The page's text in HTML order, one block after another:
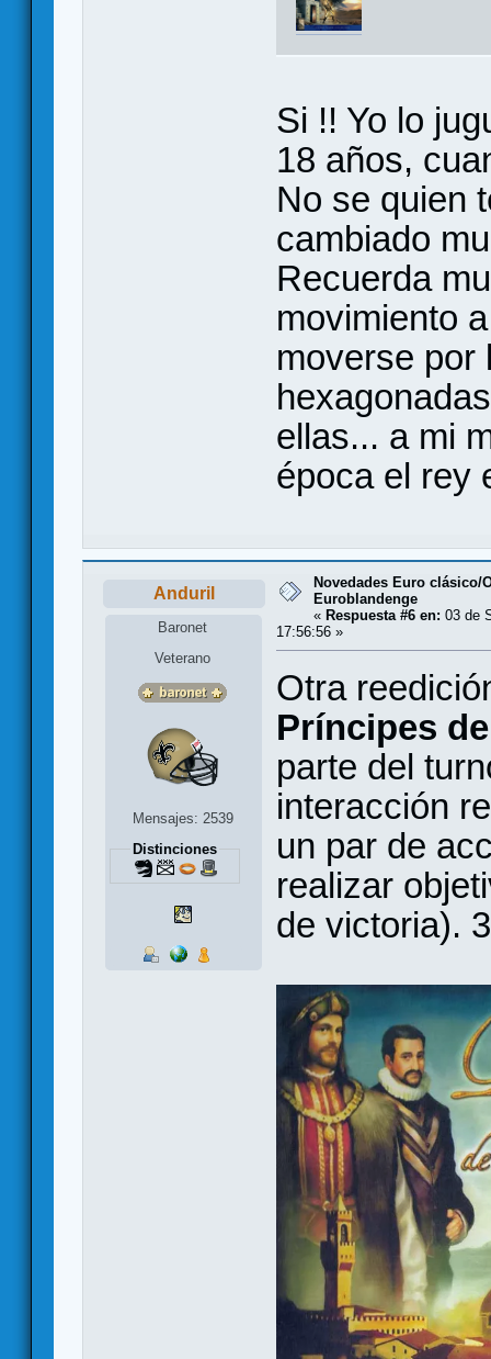
Si !! Yo lo
18 años,
No se quien
cambiado
Recuerda
movimiento
moverse por
ellas... a mi
época el rey
Anduril
Baronet
Veterano
Mensajes: 2539
Distinciones
Novedades Euro clásico/
Euroblandenge
« Respuesta #6 en: 03 de
17:56:56 »
Otra
Príncipes
parte del
interacción
un par de
realizar
de victoria).